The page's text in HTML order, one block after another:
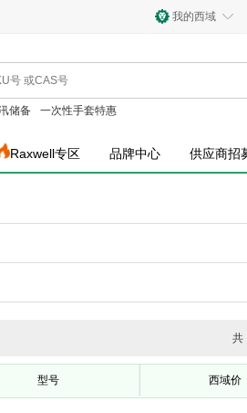
我的西域
储备 一次性手套特惠
Raxwell专区 品牌中心 供应商招
共
型号 西域价